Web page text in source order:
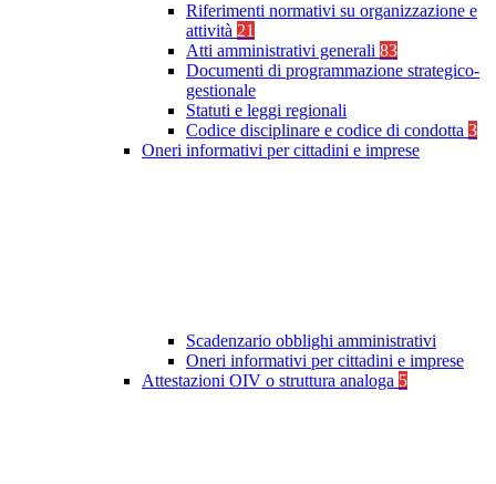
Riferimenti normativi su organizzazione e
attività 21
Atti amministrativi generali 83
Documenti di programmazione strategico-
gestionale
Statuti e leggi regionali
Codice disciplinare e codice di condotta 3
Oneri informativi per cittadini e imprese
Scadenzario obblighi amministrativi
Oneri informativi per cittadini e imprese
Attestazioni OIV o struttura analoga 5